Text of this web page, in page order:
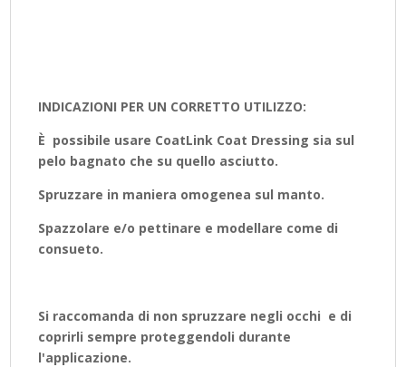
INDICAZIONI PER UN CORRETTO UTILIZZO:
È possibile usare CoatLink Coat Dressing sia sul
pelo bagnato che su quello asciutto.
Spruzzare in maniera omogenea sul manto.
Spazzolare e/o pettinare e modellare come di
consueto.
Si raccomanda di non spruzzare negli occhi e di
coprirli sempre proteggendoli durante
l'applicazione.